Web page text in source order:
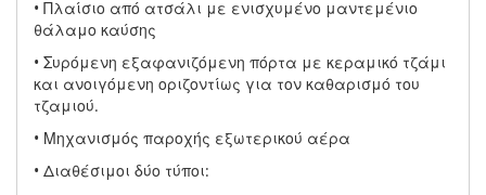
• Πλαίσιο από ατσάλι με ενισχυμένο μαντεμένιο
θάλαμο καύσης
• Συρόμενη εξαφανιζόμενη πόρτα με κεραμικό τζάμι
και ανοιγόμενη οριζοντίως για τον καθαρισμό του
τζαμιού.
• Μηχανισμός παροχής εξωτερικού αέρα
• Διαθέσιμοι δύο τύποι: